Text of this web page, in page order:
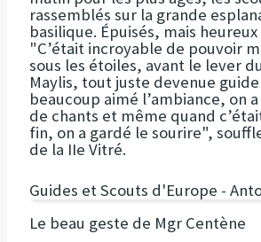
rassemblés sur la grande
basilique. Épuisés, mais heureux
"C’était incroyable de pouvoir
sous les étoiles, avant le lever
Maylis, tout juste devenue guide
beaucoup aimé l’ambiance, on
de chants et même quand
fin, on a gardé le sourire",
de la IIe Vitré.
Guides et Scouts d'Europe -
Le beau geste de Mgr Centène